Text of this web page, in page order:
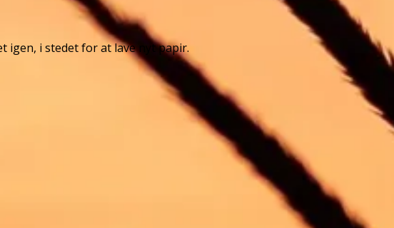
igen, i stedet for at lave nyt papir.